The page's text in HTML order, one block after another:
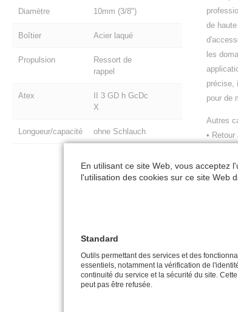
Diamètre 10mm (3/8")
Boîtier Acier laqué
Propulsion
Ressort de
rappel
Atex
II 3 GD h GcDc
X
Longueur/capacité ohne Schlauch
de
les
précise,
pour de
Autres
•
•
tour
avec
• Joint
(pour la
• Joint
En utilisant ce site Web, vous acceptez
l'utilisation des cookies sur ce site Web
Standard
Outils permettant des services et des
essentiels, notamment la vérification de
continuité du service et la sécurité du site.
peut pas être refusée.